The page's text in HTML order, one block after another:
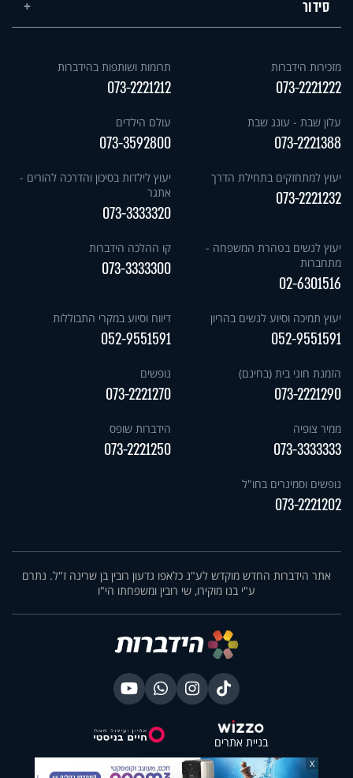
סידור
מזכירות הידברות
073-2221222
תרומות ושותפות בהידברות
073-2221212
עלון שבת - עונג שבת
073-2221388
עולם הילדים
073-3592800
יעוץ למתחזקים בתחילת הדרך
073-2221232
יעוץ לילדות בסיכון והדרכה להורים -
אתגר
073-3333320
יעוץ לנשים בטהרת המשפחה -
מתחברות
02-6301516
קו ההלכה הידברות
073-3333300
יעוץ תמיכה וסיוע לנשים בהריון
052-9551591
דיווח וסיוע במקרי התבוללות
052-9551591
הזמנת חוגי בית (בחינם)
073-2221290
נופשים
073-2221270
ממיר צופיה
073-3333333
הידברות שופס
073-2221250
נופשים וסמינרים בחו"ל
073-2221202
אתר הידברות החדש מוקדש לע"נ כלאפו גדעון רובין בן שרינה ז"ל. נתרם
ע"י בנו מוקירו, שי רובין ומשפחתו הי"ו
בניית אתרים
X